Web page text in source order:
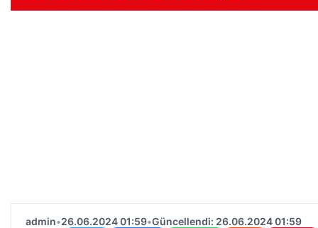
admin•26.06.2024 01:59•Güncellendi: 26.06.2024 01:59